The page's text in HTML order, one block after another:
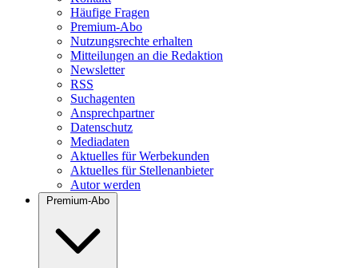
Häufige Fragen
Premium-Abo
Nutzungsrechte erhalten
Mitteilungen an die Redaktion
Newsletter
RSS
Suchagenten
Ansprechpartner
Datenschutz
Mediadaten
Aktuelles für Werbekunden
Aktuelles für Stellenanbieter
Autor werden
Premium-Abo